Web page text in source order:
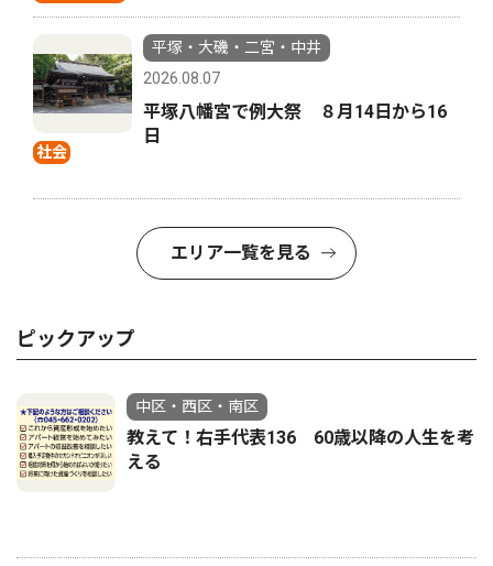
社会
平塚・大磯・二宮・中井
2026.08.07
平塚八幡宮で例大祭 ８月14日から16
日
エリア一覧を見る
ピックアップ
中区・西区・南区
教えて！右手代表136 60歳以降の人生を考
える